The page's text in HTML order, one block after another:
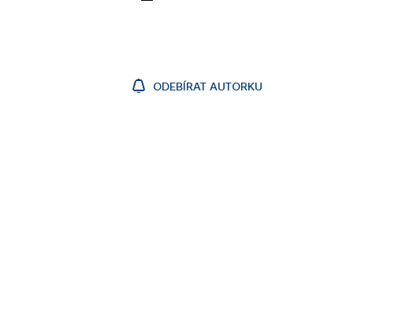
ODEBÍRAT AUTORKU